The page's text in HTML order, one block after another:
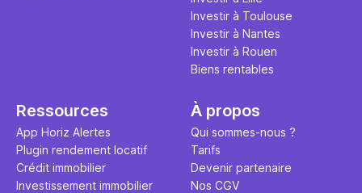
Investir à Toulouse
Investir à Nantes
Investir à Rouen
Biens rentables
Ressources
App Horiz Alertes
Plugin rendement locatif
Crédit immobilier
Investissement immobilier
À propos
Qui sommes-nous ?
Tarifs
Devenir partenaire
Nos CGV